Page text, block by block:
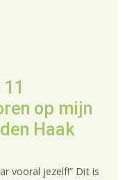
op mijn
Haak
vooral jezelf!” Dit is